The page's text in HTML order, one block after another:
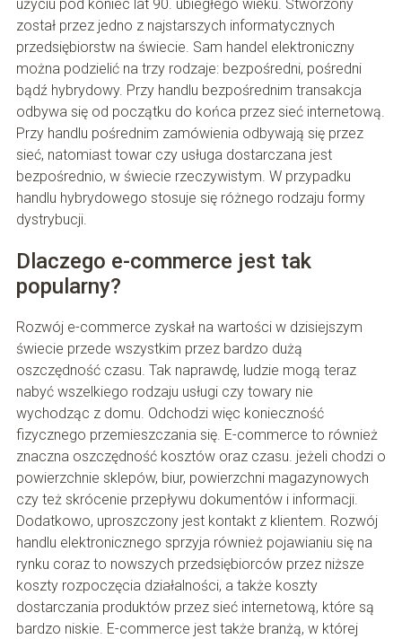
użyciu pod koniec lat 90. ubiegłego wieku. Stworzony
został przez jedno z najstarszych informatycznych
przedsiębiorstw na świecie. Sam handel elektroniczny
można podzielić na trzy rodzaje: bezpośredni, pośredni
bądź hybrydowy. Przy handlu bezpośrednim transakcja
odbywa się od początku do końca przez sieć internetową.
Przy handlu pośrednim zamówienia odbywają się przez
sieć, natomiast towar czy usługa dostarczana jest
bezpośrednio, w świecie rzeczywistym. W przypadku
handlu hybrydowego stosuje się różnego rodzaju formy
dystrybucji.
Dlaczego e-commerce jest tak
popularny?
Rozwój e-commerce zyskał na wartości w dzisiejszym
świecie przede wszystkim przez bardzo dużą
oszczędność czasu. Tak naprawdę, ludzie mogą teraz
nabyć wszelkiego rodzaju usługi czy towary nie
wychodząc z domu. Odchodzi więc konieczność
fizycznego przemieszczania się. E-commerce to również
znaczna oszczędność kosztów oraz czasu. jeżeli chodzi o
powierzchnie sklepów, biur, powierzchni magazynowych
czy też skrócenie przepływu dokumentów i informacji.
Dodatkowo, uproszczony jest kontakt z klientem. Rozwój
handlu elektronicznego sprzyja również pojawianiu się na
rynku coraz to nowszych przedsiębiorców przez niższe
koszty rozpoczęcia działalności, a także koszty
dostarczania produktów przez sieć internetową, które są
bardzo niskie. E-commerce jest także branżą, w której